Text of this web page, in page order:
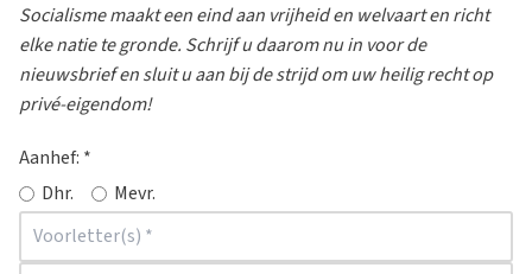
Socialisme maakt een eind aan vrijheid en welvaart en richt
elke natie te gronde. Schrijf u daarom nu in voor de
nieuwsbrief en sluit u aan bij de strijd om uw heilig recht op
privé-eigendom!
Aanhef: *
Dhr.
Mevr.